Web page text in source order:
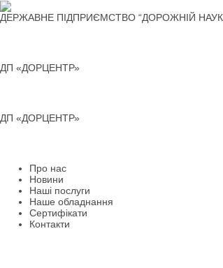
Перейти
до
ДЕРЖАВНЕ ПІДПРИЄМСТВО “ДОРОЖНІЙ
ДП «ДОРЦЕНТР»
ДП «ДОРЦЕНТР»
Про нас
Новини
Наші послуги
Наше обладнання
Сертифікати
Контакти